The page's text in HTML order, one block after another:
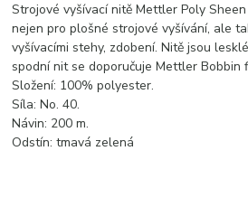
Strojové vyšívací nitě Mettler Poly
nejen pro plošné strojové vyšívání, ale
vyšívacími stehy, zdobení. Nitě jsou
spodní nit se doporučuje Mettler Bobbin
Složení: 100% polyester.
Síla: No. 40.
Návin: 200 m.
Odstín: tmavá zelená